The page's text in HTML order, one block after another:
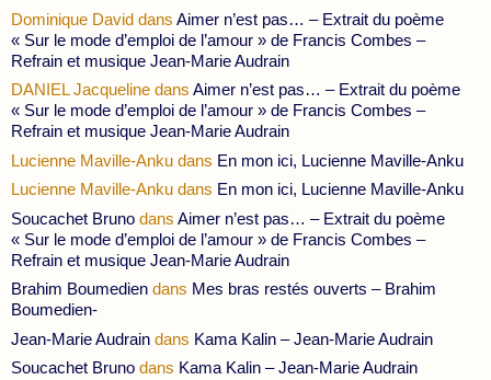
Dominique David dans Aimer n’est pas… – Extrait du poème
« Sur le mode d’emploi de l’amour » de Francis Combes –
Refrain et musique Jean-Marie Audrain
DANIEL Jacqueline dans Aimer n’est pas… – Extrait du poème
« Sur le mode d’emploi de l’amour » de Francis Combes –
Refrain et musique Jean-Marie Audrain
Lucienne Maville-Anku dans En mon ici, Lucienne Maville-Anku
Lucienne Maville-Anku dans En mon ici, Lucienne Maville-Anku
Soucachet Bruno dans Aimer n’est pas… – Extrait du poème
« Sur le mode d’emploi de l’amour » de Francis Combes –
Refrain et musique Jean-Marie Audrain
Brahim Boumedien dans Mes bras restés ouverts – Brahim
Boumedien-
Jean-Marie Audrain dans Kama Kalin – Jean-Marie Audrain
Soucachet Bruno dans Kama Kalin – Jean-Marie Audrain